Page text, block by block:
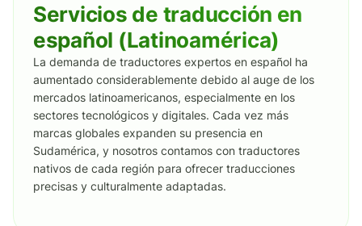
Servicios de traducción en
español (Latinoamérica)
La demanda de traductores expertos en español ha
aumentado considerablemente debido al auge de los
mercados latinoamericanos, especialmente en los
sectores tecnológicos y digitales. Cada vez más
marcas globales expanden su presencia en
Sudamérica, y nosotros contamos con traductores
nativos de cada región para ofrecer traducciones
precisas y culturalmente adaptadas.